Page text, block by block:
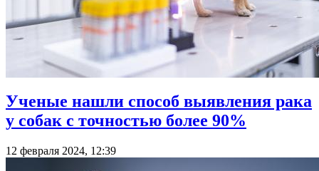
Ученые нашли способ выявления рака
у собак с точностью более 90%
12 февраля 2024, 12:39